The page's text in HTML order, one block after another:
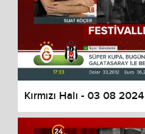
Kırmızı Halı - 03 08 2024